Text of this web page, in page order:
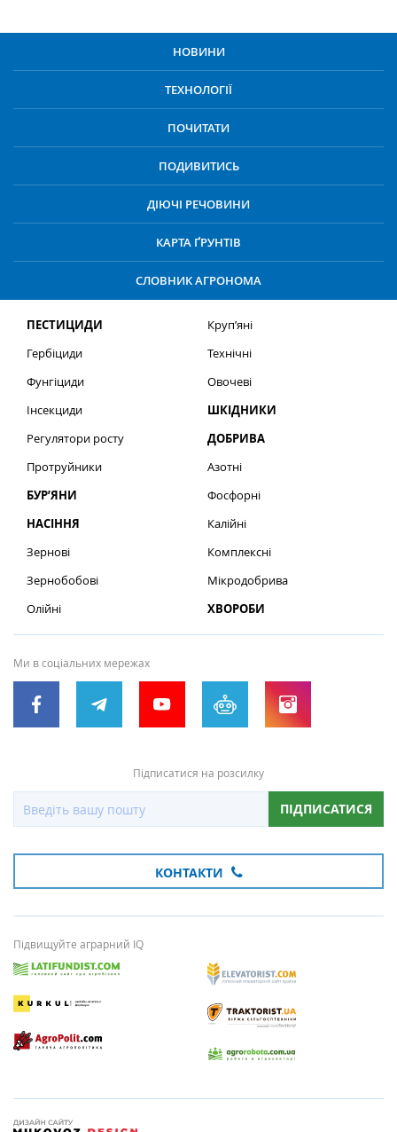
НОВИНИ
ТЕХНОЛОГІЇ
ПОЧИТАТИ
ПОДИВИТИСЬ
ДІЮЧІ РЕЧОВИНИ
КАРТА ҐРУНТІВ
СЛОВНИК АГРОНОМА
ПЕСТИЦИДИ
Гербіциди
Фунгіциди
Інсекциди
Регулятори росту
Протруйники
БУР’ЯНИ
НАСІННЯ
Зернові
Зернобобові
Олійні
Круп’яні
Технічні
Овочеві
ШКІДНИКИ
ДОБРИВА
Азотні
Фосфорні
Калійні
Комплексні
Мікродобрива
ХВОРОБИ
Ми в соціальних мережах
Підписатися на розсилку
ПІДПИСАТИСЯ
КОНТАКТИ
Підвищуйте аграрний IQ